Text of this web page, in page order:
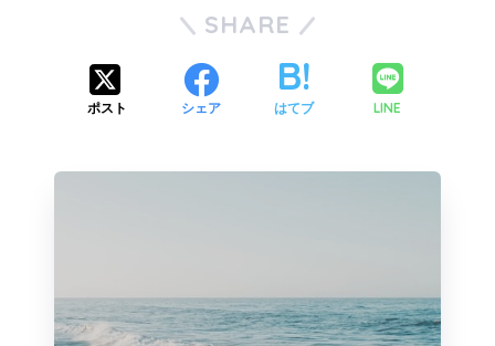
SHARE
ポスト シェア はてブ LINE